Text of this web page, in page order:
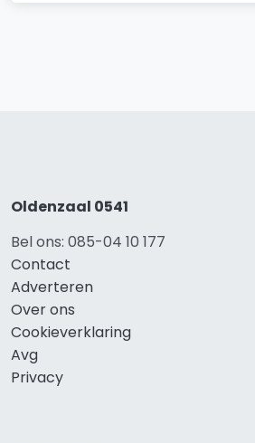
Oldenzaal 0541
Bel ons: 085-04 10 177
Contact
Adverteren
Over ons
Cookieverklaring
Avg
Privacy